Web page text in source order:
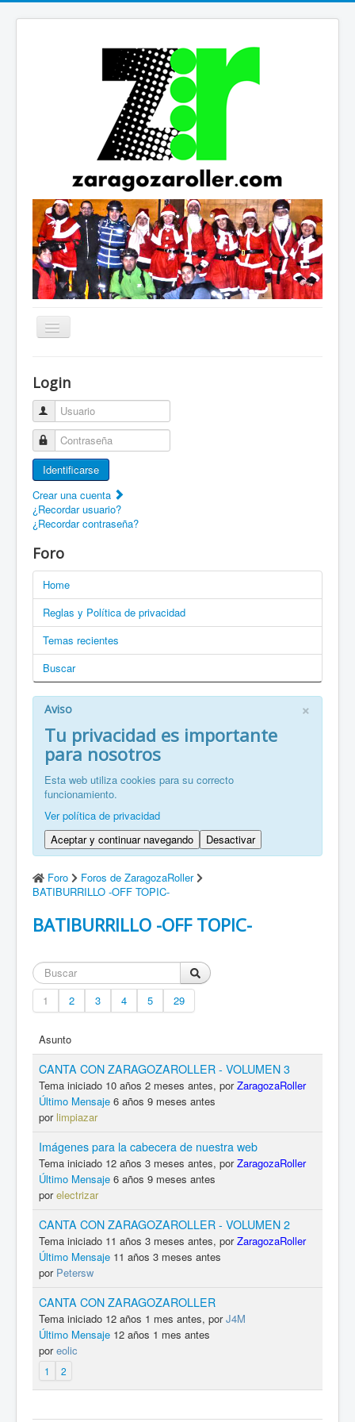
Cambiar
Patines Solidarios
¿Cómo asociarme? Ventajas
Movilidad en patines F.A.Q.
Enlaces
EN: Welcome to ZaragozaRoller!
EN: How to become a member?
DE: Willkommen zu ZaragozaRoller!
PT: Bem vindo a ZaragozaRoller!
CAT: Benvingut a ZaragozaRoller!
GAL: Benvido a ZaragozaRoller!
FR: Bienvenu à ZaragozaRoller!
ZH: 欢迎来到萨拉戈萨轮滑协会！
Login
Usuario
Contraseña
Identificarse
Crear una cuenta
¿Recordar usuario?
¿Recordar contraseña?
Foro
Home
Reglas y Política de privacidad
Temas recientes
Buscar
×
Aviso
Tu privacidad es importante
para nosotros
Esta web utiliza cookies para su correcto
funcionamiento.
Ver política de privacidad
Aceptar y continuar navegando
Desactivar
Foro
Foros de ZaragozaRoller
BATIBURRILLO -OFF TOPIC-
BATIBURRILLO -OFF TOPIC-
1 2 3 4 5 29
Asunto
CANTA CON ZARAGOZAROLLER - VOLUMEN 3
Tema iniciado 10 años 2 meses antes, porZaragozaRoller
Último Mensaje 6 años 9 meses antes
por limpiazar
Imágenes para la cabecera de nuestra web
Tema iniciado 12 años 3 meses antes, porZaragozaRoller
Último Mensaje 6 años 9 meses antes
porelectrizar
CANTA CON ZARAGOZAROLLER - VOLUMEN 2
Tema iniciado 11 años 3 meses antes, porZaragozaRoller
Último Mensaje 11 años 3 meses antes
por Petersw
CANTA CON ZARAGOZAROLLER
Tema iniciado 12 años 1 mes antes, porJ4M
Último Mensaje 12 años 1 mes antes
poreolic
1 2